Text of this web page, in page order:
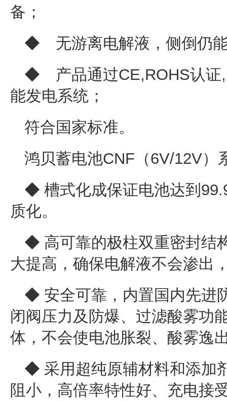
备；
◆ 无游离电解液，侧倒
◆ 产品通过CE,ROHS
能发电系统；
符合国家
鸿贝蓄电池CNF（6V/12V）
◆ 槽式化成保证电池达到
质化。
◆ 高可靠的极柱双重密封结
大提高，确保电解液不会渗出
◆ 安全可靠，内置国内先进
闭阀压力及防爆、过滤酸雾功
体，不会使电池胀裂、酸雾逸
◆ 采用超纯原辅材料和添加
阻小，高倍率特性好、充电接